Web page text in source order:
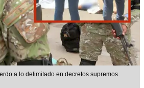
a lo delimitado en decretos supremos.